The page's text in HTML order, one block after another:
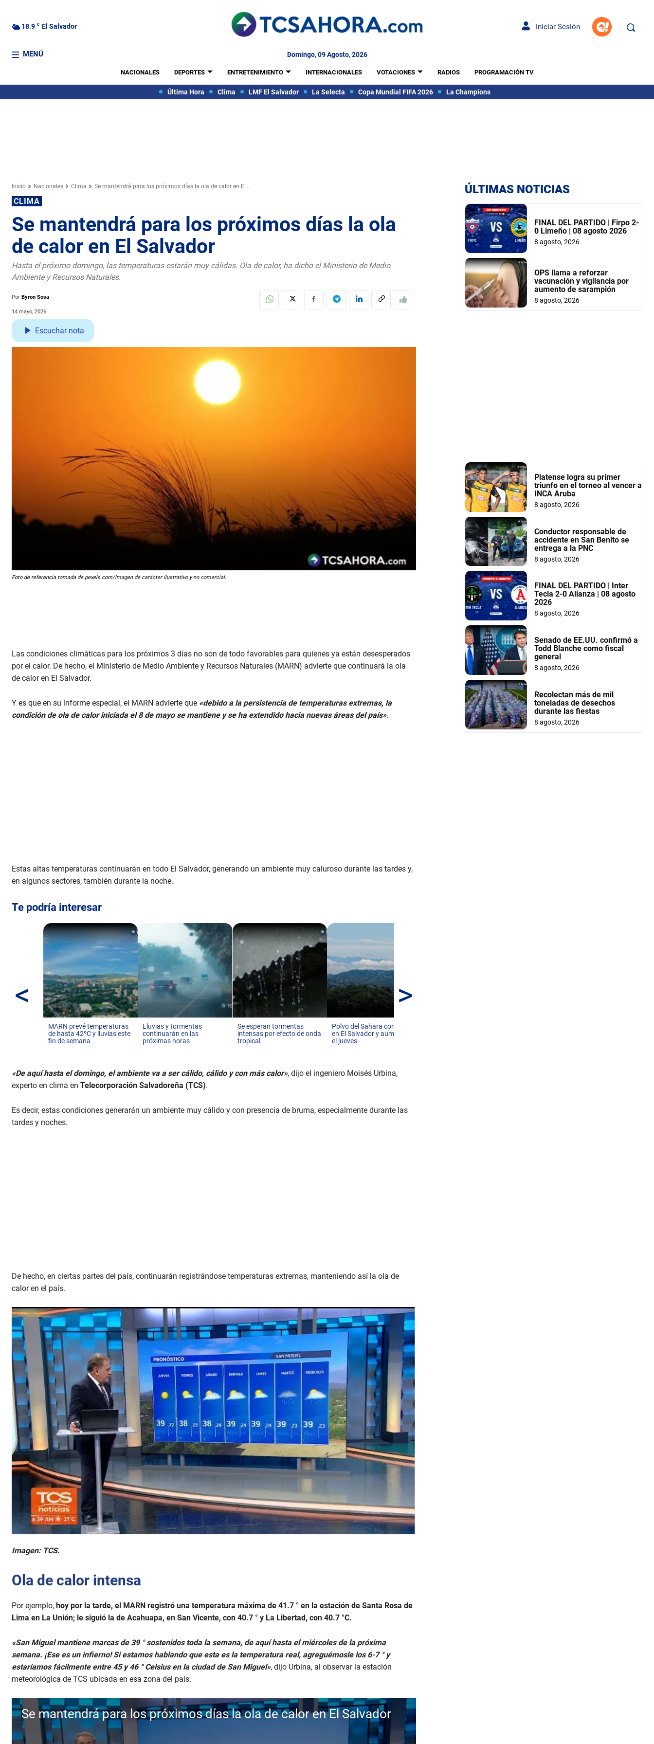
18.9 C El Salvador Iniciar Sesión
MENÚ Domingo, 09 Agosto, 2026
NACIONALES DEPORTES ENTRETENIMIENTO INTERNACIONALES VOTACIONES RADIOS PROGRAMACIÓN TV
Última Hora Clima LMF El Salvador La Selecta Copa Mundial FIFA 2026 La Champions
Inicio Nacionales Clima Se mantendrá para los próximos días la ola de calor en El...
CLIMA
Se mantendrá para los próximos días la ola
de calor en El Salvador
Hasta el próximo domingo, las temperaturas estarán muy cálidas. Ola de calor, ha dicho el Ministerio de Medio
Ambiente y Recursos Naturales.
Por Byron Sosa
14 mayo, 2026
Escuchar nota
Foto de referencia tomada de pexels.com/Imagen de carácter ilustrativo y no comercial.
Las condiciones climáticas para los próximos 3 días no son de todo favorables para quienes ya están desesperados
por el calor. De hecho, el Ministerio de Medio Ambiente y Recursos Naturales (MARN) advierte que continuará la ola
de calor en El Salvador.
Y es que en su informe especial, el MARN advierte que «debido a la persistencia de temperaturas extremas, la
condición de ola de calor iniciada el 8 de mayo se mantiene y se ha extendido hacia nuevas áreas del país».
Estas altas temperaturas continuarán en todo El Salvador, generando un ambiente muy caluroso durante las tardes y,
en algunos sectores, también durante la noche.
Te podría interesar
<
MARN prevé temperaturas
de hasta 42ºC y lluvias este
fin de semana
Lluvias y tormentas
continuarán en las
próximas horas
Se esperan tormentas
intensas por efecto de onda
tropical
Polvo del Sahara continúa
en El Salvador y aumentará
el jueves
>
«De aquí hasta el domingo, el ambiente va a ser cálido, cálido y con más calor», dijo el ingeniero Moisés Urbina,
experto en clima en Telecorporación Salvadoreña (TCS).
Es decir, estas condiciones generarán un ambiente muy cálido y con presencia de bruma, especialmente durante las
tardes y noches.
De hecho, en ciertas partes del país, continuarán registrándose temperaturas extremas, manteniendo así la ola de
calor en el país.
Imagen: TCS.
Ola de calor intensa
Por ejemplo, hoy por la tarde, el MARN registró una temperatura máxima de 41.7 ° en la estación de Santa Rosa de
Lima en La Unión; le siguió la de Acahuapa, en San Vicente, con 40.7 ° y La Libertad, con 40.7 °C.
«San Miguel mantiene marcas de 39 ° sostenidos toda la semana, de aquí hasta el miércoles de la próxima
semana. ¡Ese es un infierno! Si estamos hablando que esta es la temperatura real, agreguémosle los 6-7 ° y
estaríamos fácilmente entre 45 y 46 ° Celsius en la ciudad de San Miguel», dijo Urbina, al observar la estación
meteorológica de TCS ubicada en esa zona del país.
Se mantendrá para los próximos días la ola de calor en El Salvador
ÚLTIMAS NOTICIAS
FINAL DEL PARTIDO | Firpo 2-
0 Limeño | 08 agosto 2026
8 agosto, 2026
OPS llama a reforzar
vacunación y vigilancia por
aumento de sarampión
8 agosto, 2026
Platense logra su primer
triunfo en el torneo al vencer a
INCA Aruba
8 agosto, 2026
Conductor responsable de
accidente en San Benito se
entrega a la PNC
8 agosto, 2026
FINAL DEL PARTIDO | Inter
Tecla 2-0 Alianza | 08 agosto
2026
8 agosto, 2026
Senado de EE.UU. confirmó a
Todd Blanche como fiscal
general
8 agosto, 2026
Recolectan más de mil
toneladas de desechos
durante las fiestas
8 agosto, 2026